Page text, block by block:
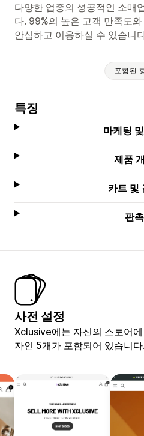
다양한 업종의 성공적인 소매
다. 99%의 높은 고객 만족도
안심하고 이용하실 수 있습니
포함된
특징
마케팅
제품
카트 및
판촉
사전 설정
Xclusive에는 자신의 스토어
자인 5개가 포함되어 있습니다.